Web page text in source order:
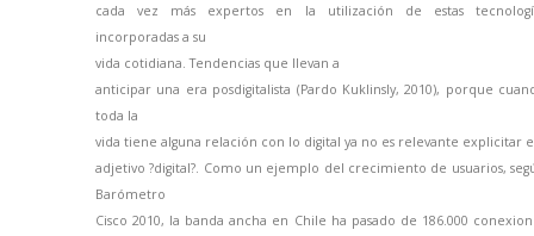
cada vez más expertos en la utilización de estas
incorporadas a su
vida cotidiana. Tendencias que llevan a
anticipar una era posdigitalista (Pardo Kuklinsly, 2010), porque
toda la
vida tiene alguna relación con lo digital ya no es relevante explicitar
adjetivo ?digital?. Como un ejemplo del crecimiento de usuarios,
Barómetro
Cisco 2010, la banda ancha en Chile ha pasado de 186.000